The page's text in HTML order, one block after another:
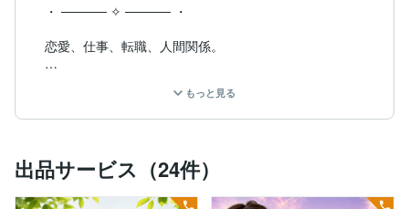
・ ───── ✧ ───── ・
恋愛、仕事、転職、人間関係。
不安や焦りで心がいっぱいになり、
分からなくなってしまうことがあります。
もっと見る
出品サービス（24件）